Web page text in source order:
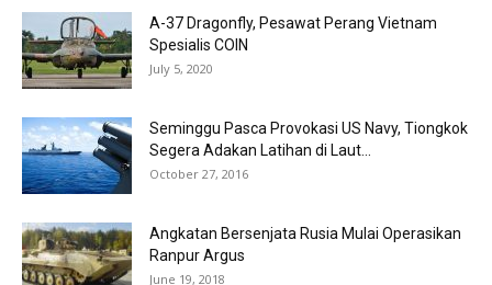
A-37 Dragonfly, Pesawat Perang Vietnam
Spesialis COIN
July 5, 2020
Seminggu Pasca Provokasi US Navy, Tiongkok
Segera Adakan Latihan di Laut...
October 27, 2016
Angkatan Bersenjata Rusia Mulai Operasikan
Ranpur Argus
June 19, 2018